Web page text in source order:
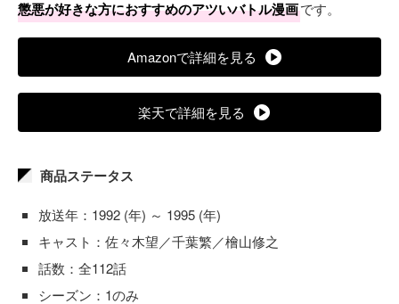
懲悪が好きな方におすすめのアツいバトル漫画です。
Amazonで詳細を見る
楽天で詳細を見る
商品ステータス
放送年：1992 (年) ～ 1995 (年)
キャスト：佐々木望／千葉繁／檜山修之
話数：全112話
シーズン：1のみ